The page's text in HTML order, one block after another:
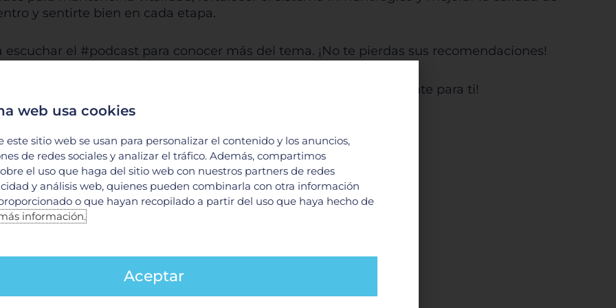
y sentirte bien en cada etapa.
escuchar el #podcast para conocer más del tema. ¡No te pierdas sus recomendaciones!
uno de nuestros #PodcastsMédicos preparados especialmente para ti!
lograr el cuerpo de tus sueños de forma saludable
también envejece si no lo cuidas?
10 hábitos saludables que transforman tu vida
web usa cookies
este sitio web se usan para personalizar el contenido y los anuncios,
de redes sociales y analizar el tráfico. Además, compartimos
el uso que haga del sitio web con nuestros partners de redes
y análisis web, quienes pueden combinarla con otra información
o que hayan recopilado a partir del uso que haya hecho de
información.
Aceptar